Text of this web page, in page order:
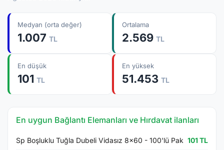
Medyan (orta değer)
1.007 TL
Ortalama
2.569 TL
En düşük
101 TL
En yüksek
51.453 TL
En uygun Bağlantı Elemanları ve Hırdavat ilanları
Sp Boşluklu Tuğla Dubeli Vidasız 8x60 - 100'lü Pak 101 TL